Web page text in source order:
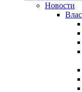
Новости